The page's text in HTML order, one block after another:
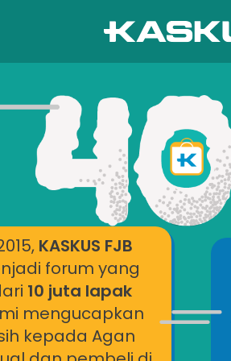
KASKUS FJB
forum yang
10 juta lapak
mengucapkan
kepada Agan